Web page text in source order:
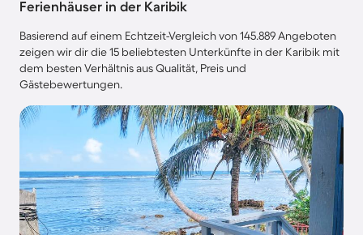
Ferienhäuser in der Karibik
Basierend auf einem Echtzeit-Vergleich von 145.889 Angeboten
zeigen wir dir die 15 beliebtesten Unterkünfte in der Karibik mit
dem besten Verhältnis aus Qualität, Preis und
Gästebewertungen.